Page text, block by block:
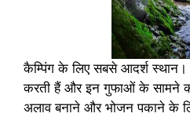
कैम्पिंग के लिए सबसे आदर्श
करती हैं और इन गुफाओं के सामने
अलाव बनाने और भोजन पकाने के